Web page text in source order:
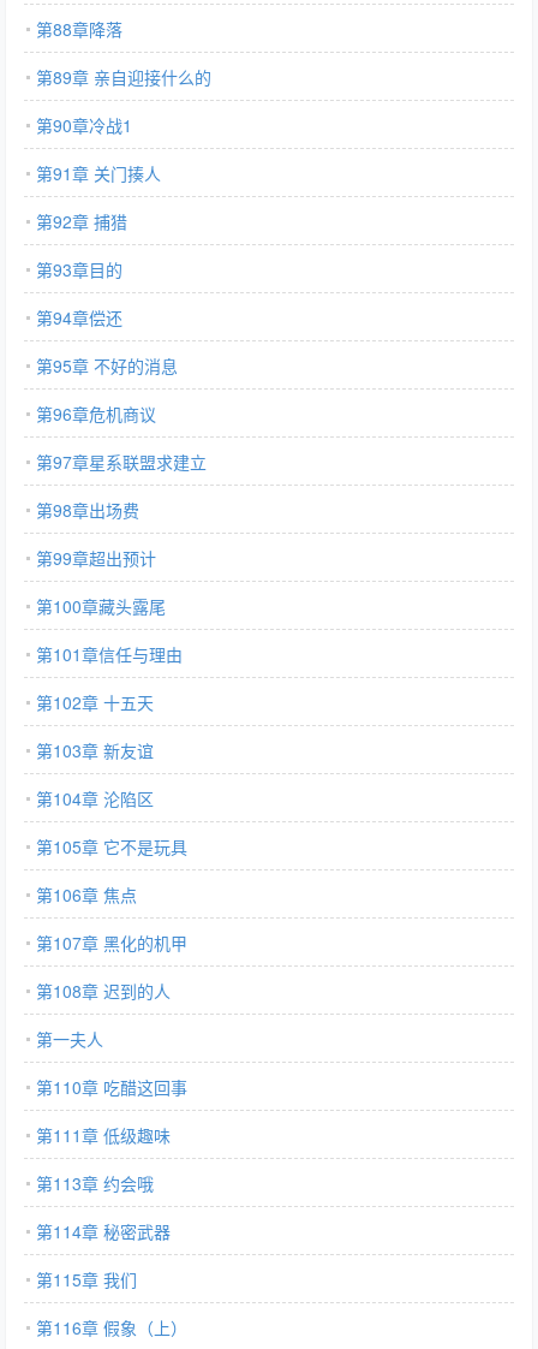
第88章降落
第89章 亲自迎接什么的
第90章冷战1
第91章 关门揍人
第92章 捕猎
第93章目的
第94章偿还
第95章 不好的消息
第96章危机商议
第97章星系联盟求建立
第98章出场费
第99章超出预计
第100章藏头露尾
第101章信任与理由
第102章 十五天
第103章 新友谊
第104章 沦陷区
第105章 它不是玩具
第106章 焦点
第107章 黑化的机甲
第108章 迟到的人
第一夫人
第110章 吃醋这回事
第111章 低级趣味
第113章 约会哦
第114章 秘密武器
第115章 我们
第116章 假象（上）